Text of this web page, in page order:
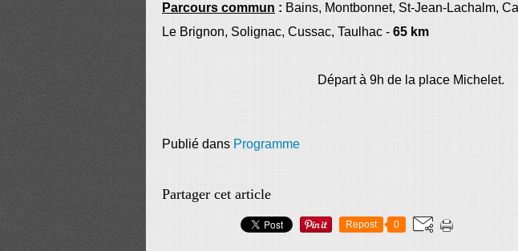
Parcours commun : Bains, Montbonnet, St-Jean-Lachalm,
Le Brignon, Solignac, Cussac, Taulhac - 65 km
Départ à 9h de la place Michelet.
Publié dans Programme
Partager cet article
Repost 0